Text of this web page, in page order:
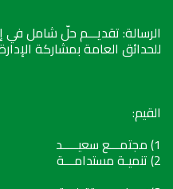
الرسالة: تقديـــم حلّ شامل في
للحدائق العامة بمشاركة
القيم:
1) مجتمـــع سعيـــــد
2) تنميـة مستدامـــة